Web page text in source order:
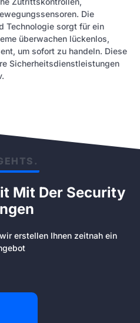
Die
Technologie sorgt für ein
überwachen lückenlos,
um sofort zu handeln. Diese
Sicherheitsdienstleistungen
Mit Der Security
erstellen Ihnen zeitnah ein